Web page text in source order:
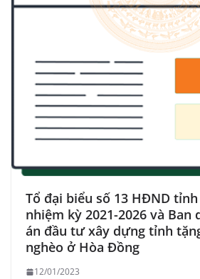
Tổ đại biểu số 13 HĐND
nhiệm kỳ 2021-2026 và Ban
án đầu tư xây dựng tỉnh
nghèo ở Hòa Đồng
12/01/2023